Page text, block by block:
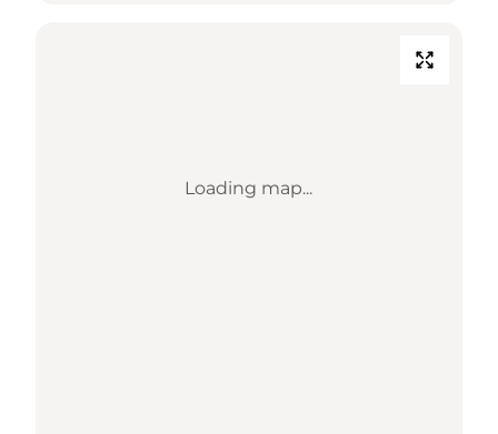
Loading map...